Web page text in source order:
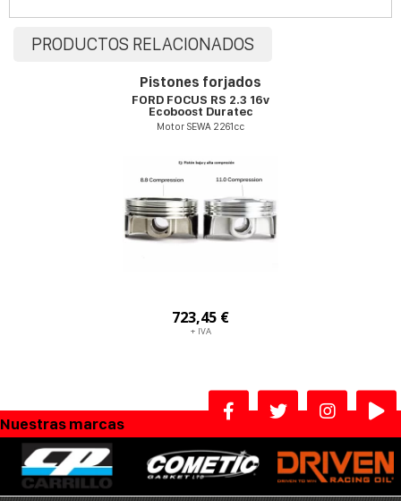
PRODUCTOS RELACIONADOS
Pistones forjados
FORD FOCUS RS 2.3 16v
Ecoboost Duratec
Motor SEWA 2261cc
723,45 €
+ IVA
Nuestras marcas